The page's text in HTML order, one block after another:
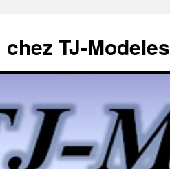
TJ-Modeles